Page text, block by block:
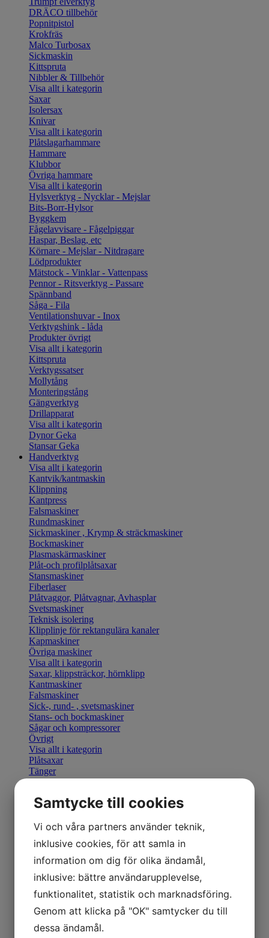
DRÄCO tillbehör
Popnitpistol
Krokfräs
Malco Turbosax
Sickmaskin
Kittspruta
Nibbler & Tillbehör
Visa allt i kategorin
Saxar
Isolersax
Knivar
Visa allt i kategorin
Plåtslagarhammare
Hammare
Klubbor
Övriga hammare
Visa allt i kategorin
Hylsverktyg - Nycklar - Mejslar
Bits-Borr-Hylsor
Byggkem
Fågelavvisare - Fågelpiggar
Haspar, Beslag, etc
Körnare - Mejslar - Nitdragare
Lödprodukter
Mätstock - Vinklar - Vattenpass
Pennor - Ritsverktyg - Passare
Spännband
Såga - Fila
Ventilationshuvar - Inox
Verktygshink - låda
Produkter övrigt
Visa allt i kategorin
Kittspruta
Verktygssatser
Mollytång
Monteringstång
Gängverktyg
Drillapparat
Visa allt i kategorin
Dynor Geka
Stansar Geka
Handverktyg
Visa allt i kategorin
Kantvik/kantmaskin
Klippning
Kantpress
Falsmaskiner
Rundmaskiner
Sickmaskiner , Krymp & sträckmaskiner
Bockmaskiner
Plasmaskärmaskiner
Plåt-och profilplåtsaxar
Stansmaskiner
Fiberlaser
Plåtvaggor, Plåtvagnar, Avhasplar
Svetsmaskiner
Teknisk isolering
Klipplinje för rektangulära kanaler
Kapmaskiner
Övriga maskiner
Visa allt i kategorin
Saxar, klippsträckor, hörnklipp
Kantmaskiner
Falsmaskiner
Sick-, rund- , svetsmaskiner
Stans- och bockmaskiner
Sågar och kompressorer
Övrigt
Visa allt i kategorin
Plåtsaxar
Tänger
Bocka & Forma
Elhandverktyg
Saxar & Knivar
Hammare & klubbor
Övriga produkter
Övriga verktyg
Visa allt i kategorin
Visa allt i kategorin
Manuella kantmaskiner
Motordrivna kantmaskiner
Retrofit U-Bend styrning
Visa allt i kategorin
Hydraulisk Gradsax
Samtycke till cookies
Vi och våra partners använder teknik,
inklusive cookies, för att samla in
information om dig för olika ändamål,
inklusive: bättre användarupplevelse,
funktionalitet, statistik och marknadsföring.
Genom att klicka på "OK" samtycker du till
dessa ändamål.